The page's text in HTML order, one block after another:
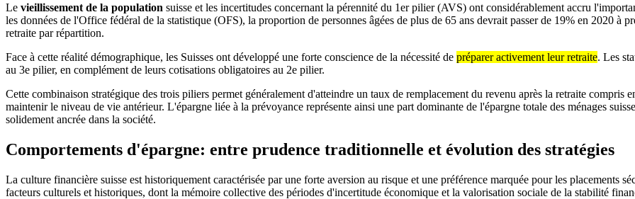
Le vieillissement de la population suisse et les incertitudes concernant la pérennité du 1er pilier (AVS) ont considérablement accru
les données de l'Office fédéral de la statistique (OFS), la proportion de personnes âgées de plus de 65 ans devrait passer de 19% en 2020 à
retraite par répartition.
Face à cette réalité démographique, les Suisses ont développé une forte conscience de la nécessité de préparer activement leur retraite. Les
au 3e pilier, en complément de leurs cotisations obligatoires au 2e pilier.
Cette combinaison stratégique des trois piliers permet généralement d'atteindre un taux de remplacement du revenu après la retraite compris
maintenir le niveau de vie antérieur. L'épargne liée à la prévoyance représente ainsi une part dominante de l'épargne totale des ménages
solidement ancrée dans la société.
Comportements d'épargne: entre prudence traditionnelle et évolution des stratégies
La culture financière suisse est historiquement caractérisée par une forte aversion au risque et une préférence marquée pour les placements
facteurs culturels et historiques, dont la mémoire collective des périodes d'incertitude économique et la valorisation sociale de la stabilité